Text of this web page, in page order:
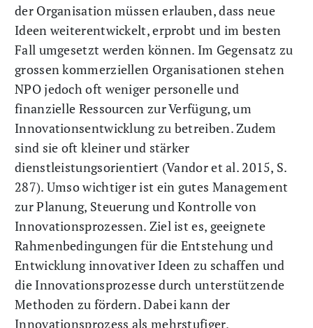
der Organisation müssen erlauben, dass neue
Ideen weiterentwickelt, erprobt und im besten
Fall umgesetzt werden können. Im Gegensatz zu
grossen kommerziellen Organisationen stehen
NPO jedoch oft weniger personelle und
finanzielle Ressourcen zur Verfügung, um
Innovationsentwicklung zu betreiben. Zudem
sind sie oft kleiner und stärker
dienstleistungsorientiert (Vandor et al. 2015, S.
287). Umso wichtiger ist ein gutes Management
zur Planung, Steuerung und Kontrolle von
Innovationsprozessen. Ziel ist es, geeignete
Rahmenbedingungen für die Entstehung und
Entwicklung innovativer Ideen zu schaffen und
die Innovationsprozesse durch unterstützende
Methoden zu fördern. Dabei kann der
Innovationsprozess als mehrstufiger,